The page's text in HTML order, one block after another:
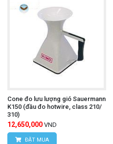
Cone đo lưu lượng gió Sauermann
K150 (đầu đo hotwire, class 210/
310)
12,650,000 VND
ĐẶT MUA